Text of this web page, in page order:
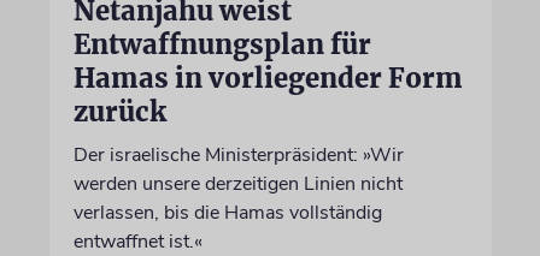
Netanjahu weist
Entwaffnungsplan für
Hamas in vorliegender Form
zurück
Der israelische Ministerpräsident: »Wir
werden unsere derzeitigen Linien nicht
verlassen, bis die Hamas vollständig
entwaffnet ist.«